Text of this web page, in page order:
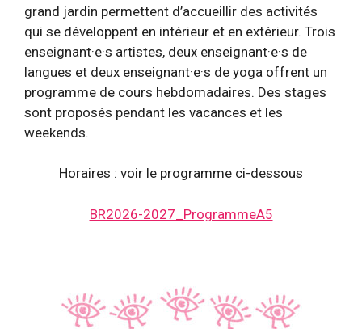
grand jardin permettent d’accueillir des activités
qui se développent en intérieur et en extérieur. Trois
enseignant·e·s artistes, deux enseignant·e·s de
langues et deux enseignant·e·s de yoga offrent un
programme de cours hebdomadaires. Des stages
sont proposés pendant les vacances et les
weekends.
Horaires : voir le programme ci-dessous
BR2026-2027_ProgrammeA5